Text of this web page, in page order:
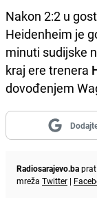
Nakon 2:2 u
Heidenheim je
minuti sudijske
kraj ere trenera
dovođenjem
Radiosarajevo.ba
mreža Twitter |